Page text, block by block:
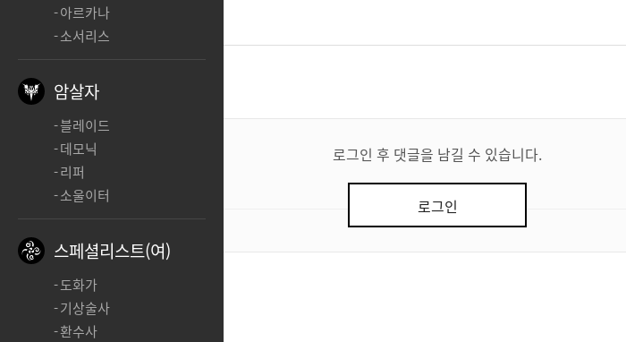
댓글1
로그인 후 댓글을 남길 수 있습니다.
로그인
마법년
ㅊㅊ
아르카나
소서리스
암살자
블레이드
데모닉
리퍼
소울이터
스페셜리스트(여)
도화가
기상술사
환수사